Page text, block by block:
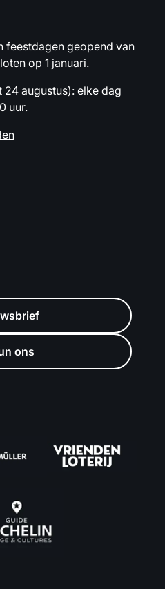
feestdagen geopend van
op 1 januari.
augustus): elke dag
uur.
ons